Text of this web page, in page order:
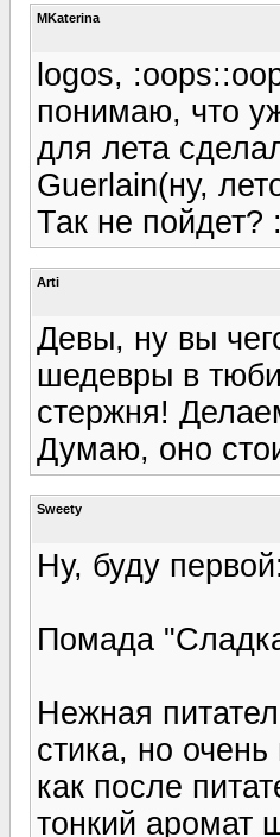
MKaterina
logos,
понимаю, что
для лета
Guerlain(ну,
Так не пойдет?
Arti
Девы, ну вы
шедевры в
стержня!
Думаю, оно
Sweety
Ну, буду
Помада
Нежная
стика, но
как после
тонкий аромат